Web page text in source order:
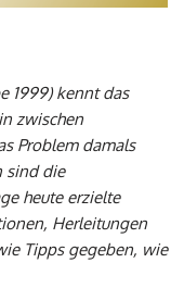
1999) kennt das
zwischen
Problem damals
sind die
heute erzielte
Herleitungen
Tipps gegeben, wie